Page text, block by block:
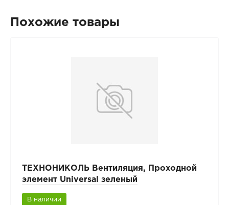
Похожие товары
ТЕХНОНИКОЛЬ Вентиляция, Проходной
элемент Universal зеленый
В наличии